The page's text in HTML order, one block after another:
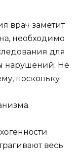
врач заметит
необходимо
для
нарушений. Не
поскольку
весь